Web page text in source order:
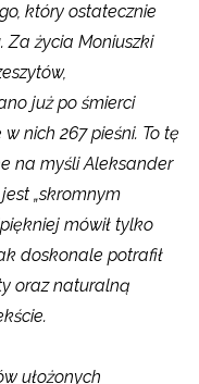
który ostatecznie
Za życia Moniuszki
już po śmierci
nich 267 pieśni. To tę
na myśli Aleksander
„skromnym
mówił tylko
doskonale potrafił
oraz naturalną
ułożonych